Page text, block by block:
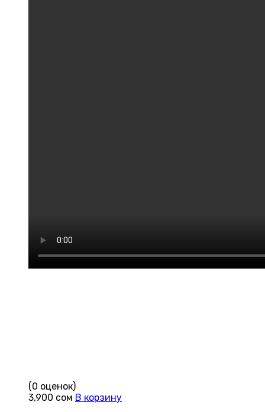
(0 оценок)
3,900 сом В корзину